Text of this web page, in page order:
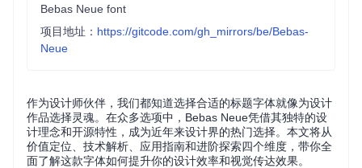
Bebas Neue font
项目地址： https://gitcode.com/gh_mirrors/be/Bebas-
Neue
作为设计师伙伴，我们都知道选择合适的标题字体就像为设计
作品选择灵魂。在众多选项中，Bebas Neue凭借其独特的设
计理念和开源特性，成为近年来设计界的热门选择。本文将从
价值定位、技术解析、应用指南和进阶探索四个维度，带你全
面了解这款字体如何提升你的设计效率和视觉传达效果。